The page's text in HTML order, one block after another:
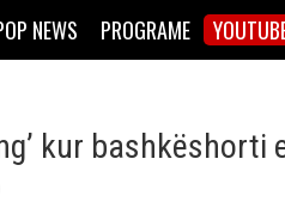
NEWS PROGRAME
kur